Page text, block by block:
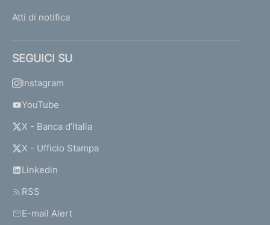
Atti di notifica
SEGUICI SU
Instagram
YouTube
X - Banca d’Italia
X - Ufficio Stampa
Linkedin
RSS
E-mail Alert